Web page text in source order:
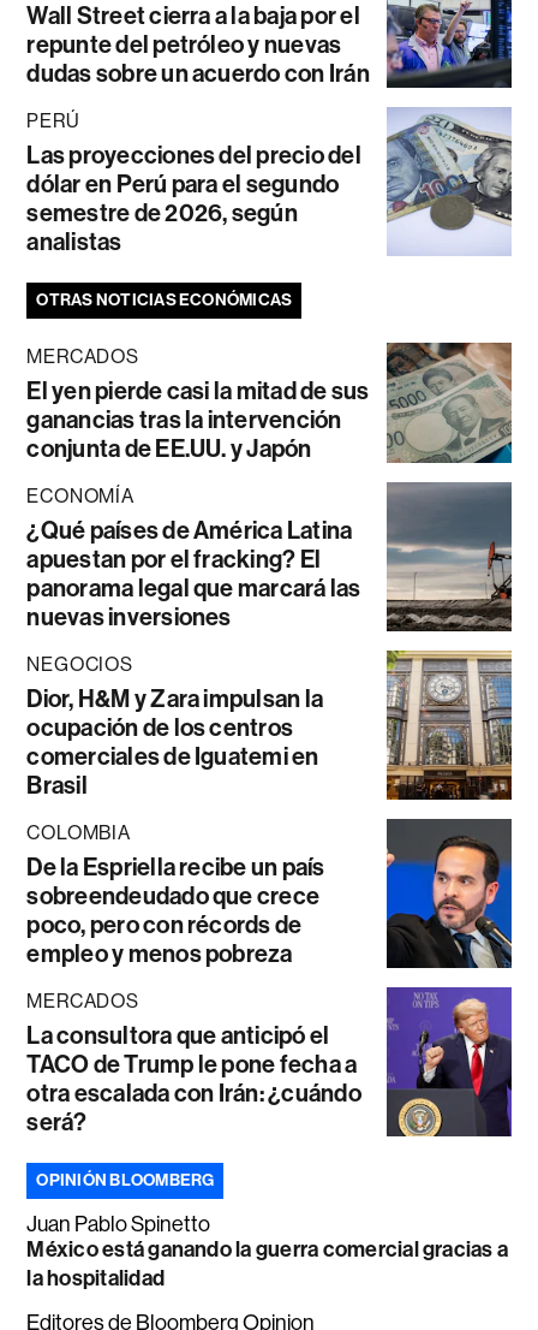
Wall Street cierra a la baja por el
repunte del petróleo y nuevas
dudas sobre un acuerdo con Irán
PERÚ
Las proyecciones del precio del
dólar en Perú para el segundo
semestre de 2026, según
analistas
OTRAS NOTICIAS ECONÓMICAS
MERCADOS
El yen pierde casi la mitad de sus
ganancias tras la intervención
conjunta de EE.UU. y Japón
ECONOMÍA
¿Qué países de América Latina
apuestan por el fracking? El
panorama legal que marcará las
nuevas inversiones
NEGOCIOS
Dior, H&M y Zara impulsan la
ocupación de los centros
comerciales de Iguatemi en
Brasil
COLOMBIA
De la Espriella recibe un país
sobreendeudado que crece
poco, pero con récords de
empleo y menos pobreza
MERCADOS
La consultora que anticipó el
TACO de Trump le pone fecha a
otra escalada con Irán: ¿cuándo
será?
OPINIÓN BLOOMBERG
Juan Pablo Spinetto
México está ganando la guerra comercial gracias a
la hospitalidad
Editores de Bloomberg Opinion